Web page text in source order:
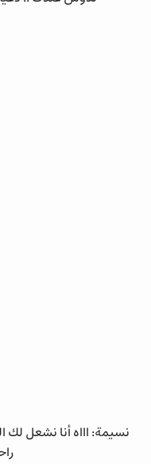
نسيمة: اااه أنا نشعل